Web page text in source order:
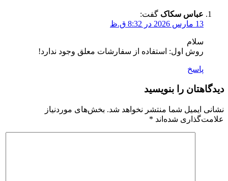
عباس سکاک گفت:
13 مارس 2026 در 8:32 ق.ظ
سلام
روش اول: استفاده از سفارشات معلق وجود ندارد!
پاسخ
دیدگاهتان را بنویسید
نشانی ایمیل شما منتشر نخواهد شد. بخش‌های موردنیاز
علامت‌گذاری شده‌اند *